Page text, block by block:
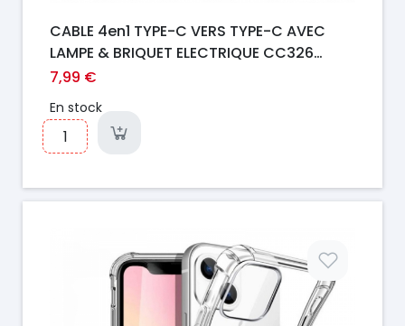
CABLE 4en1 TYPE-C VERS TYPE-C AVEC
LAMPE & BRIQUET ELECTRIQUE CC326
ONTEN
7,99 €
En stock